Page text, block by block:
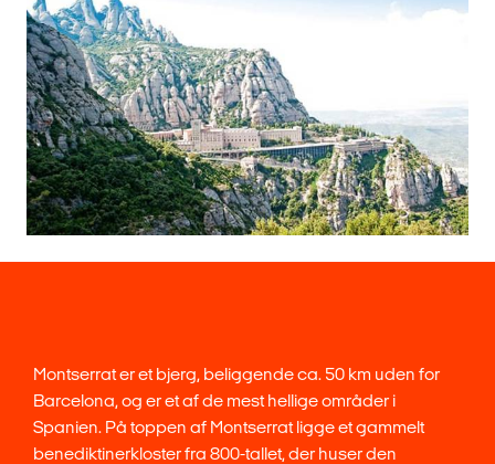
Montserrat er et bjerg, beliggende ca. 50 km uden for
Barcelona, og er et af de mest hellige områder i
Spanien. På toppen af Montserrat ligge et gammelt
benediktinerkloster fra 800-tallet, der huser den